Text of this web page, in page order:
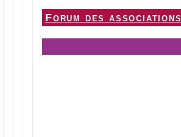
Forum des associations